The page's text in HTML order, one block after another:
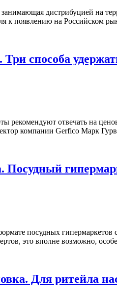
дистрибуцией на
к появлению на Российском
Три способа
рекомендуют отвечать на
компании Gerfico Марк
Посудный
посудных гипермаркетов
это вполне возможно,
Для ритейла